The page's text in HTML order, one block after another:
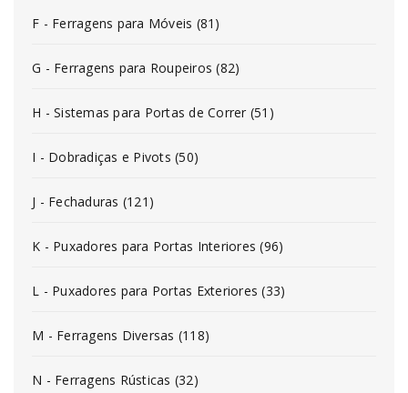
F - Ferragens para Móveis (81)
G - Ferragens para Roupeiros (82)
H - Sistemas para Portas de Correr (51)
I - Dobradiças e Pivots (50)
J - Fechaduras (121)
K - Puxadores para Portas Interiores (96)
L - Puxadores para Portas Exteriores (33)
M - Ferragens Diversas (118)
N - Ferragens Rústicas (32)